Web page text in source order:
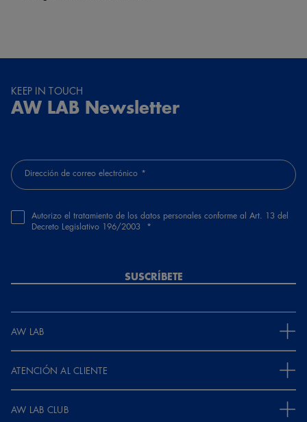
KEEP IN TOUCH
AW LAB Newsletter
Dirección de correo electrónico
Autorizo el tratamiento de los datos personales conforme al Art. 13 del
Decreto Legislativo 196/2003
SUSCRÍBETE
AW LAB
ATENCIÓN AL CLIENTE
AW LAB CLUB